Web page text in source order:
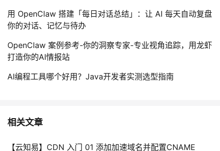
用 OpenClaw 搭建「每日对话总结」：让 AI 每天自动复盘
你的对话、记忆与待办
OpenClaw 案例参考-你的洞察专家-专业视角追踪，用龙虾
打造你的AI情报站
AI编程工具哪个好用？Java开发者实测选型指南
相关文章
【云知易】CDN 入门 01 添加加速域名并配置CNAME